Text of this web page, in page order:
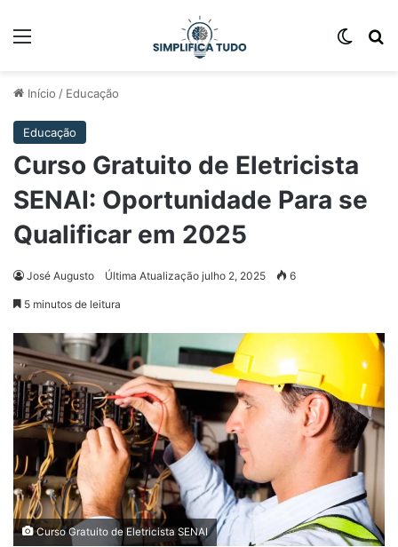
Início / Educação
Educação
Curso Gratuito de Eletricista
SENAI: Oportunidade Para se
Qualificar em 2025
José Augusto Última Atualização julho 2, 2025 6
5 minutos de leitura
Curso Gratuito de Eletricista SENAI